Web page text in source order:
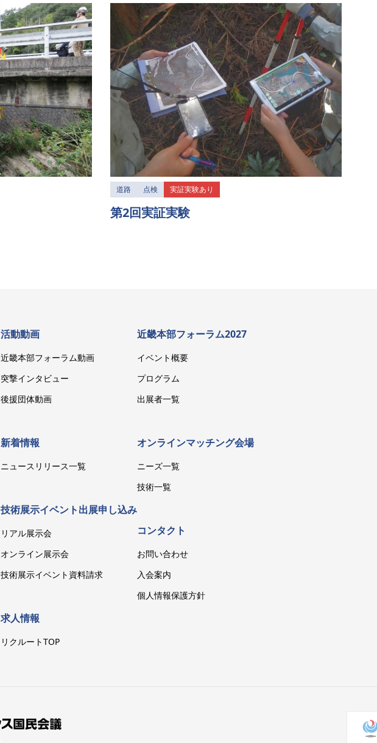
道路 点検 実証実験あり
第2回実証実験
活動動画
近畿本部フォーラム動画
突撃インタビュー
後援団体動画
新着情報
ニュースリリース一覧
技術展示イベント出展申し込み
リアル展示会
オンライン展示会
技術展示イベント資料請求
求人情報
リクルートTOP
近畿本部フォーラム2027
イベント概要
プログラム
出展者一覧
オンラインマッチング会場
ニーズ一覧
技術一覧
コンタクト
お問い合わせ
入会案内
個人情報保護方針